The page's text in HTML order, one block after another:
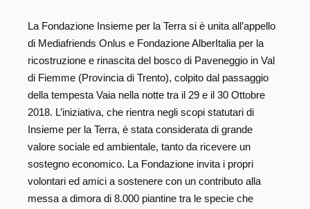
La Fondazione Insieme per la Terra si è unita all’appello
di Mediafriends Onlus e Fondazione AlberItalia per la
ricostruzione e rinascita del bosco di Paveneggio in Val
di Fiemme (Provincia di Trento), colpito dal passaggio
della tempesta Vaia nella notte tra il 29 e il 30 Ottobre
2018. L’iniziativa, che rientra negli scopi statutari di
Insieme per la Terra, è stata considerata di grande
valore sociale ed ambientale, tanto da ricevere un
sostegno economico. La Fondazione invita i propri
volontari ed amici a sostenere con un contributo alla
messa a dimora di 8.000 piantine tra le specie che